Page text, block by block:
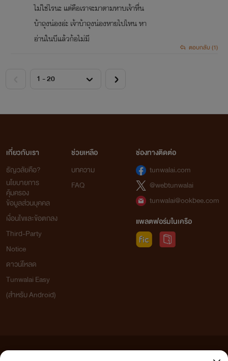
ไม่ใช่ไรนะ แต่คือเราจะมาตามหาบเจ้าหื่น
บ้าถุงน่องอ่ะ เจ้าบ้าถุงน่องหายไปไหน หา
อ่านในบีแล้วก้อไม่มี
ตอบกลับ (1)
เกี่ยวกับเรา
ธัญวลัยคือ?
นโยบายการ
คุ้มครอง
ข้อมูลส่วนบุคคล
เงื่อนไขและข้อตกลง
Third-Party
Notice
ดาวน์โหลด
Tunwalai Easy
(สำหรับ Android)
ช่วยเหลือ
บทความ
FAQ
ช่องทางติดต่อ
tunwalai.com
@webtunwalai
tunwalai@ookbee.com
แพลตฟอร์มในเครือ